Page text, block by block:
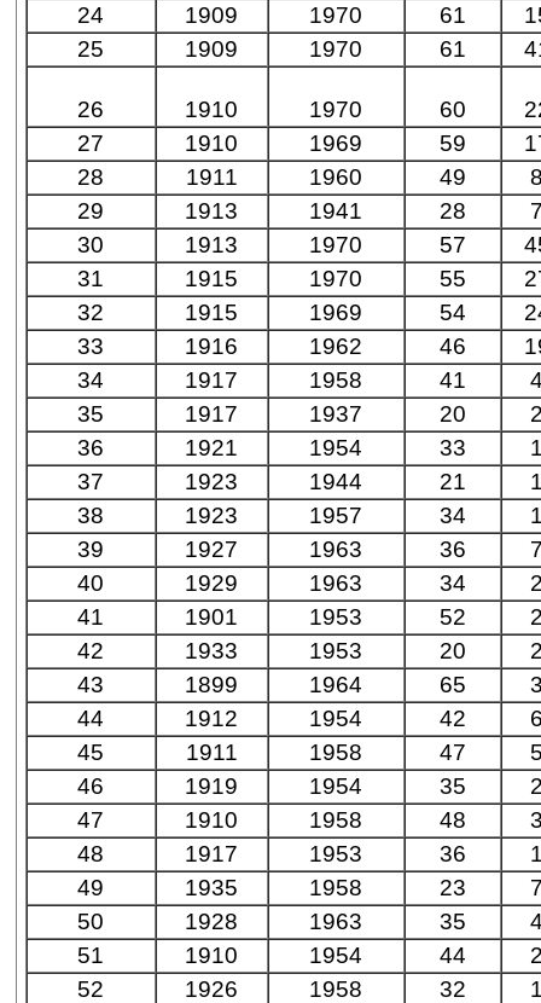
24
1909 1970 61
25
1909 1970 61
26 1910 1970 60
27
1910 1969 59
28
1911 1960 49
29
1913 1941 28
30
1913 1970 57
31
1915 1970 55
32
1915 1969 54
33
1916 1962 46
34
1917 1958 41
35
1917 1937 20
36
1921 1954 33
37
1923 1944 21
38
1923 1957 34
39
1927 1963 36
40
1929 1963 34
41
1901 1953 52
42
1933 1953 20
43
1899 1964 65
44
1912 1954 42
45
1911 1958 47
46
1919 1954 35
47
1910 1958 48
48
1917 1953 36
49
1935 1958 23
50
1928 1963 35
51
1910 1954 44
52
1926 1958 32